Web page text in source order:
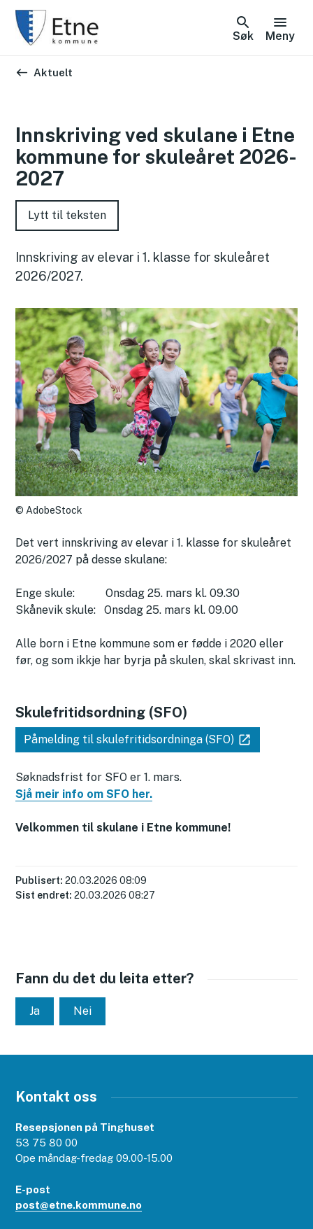
Søk Meny
Du er her:
Aktuelt
Innskriving ved skulane i Etne
kommune for skuleåret 2026-
2027
Lytt til teksten
Innskriving av elevar i 1. klasse for skuleåret
2026/2027.
AdobeStock
Det vert innskriving av elevar i 1. klasse for skuleåret
2026/2027 på desse skulane:
Enge skule: Onsdag 25. mars kl. 09.30
Skånevik skule: Onsdag 25. mars kl. 09.00
Alle born i Etne kommune som er fødde i 2020 eller
før, og som ikkje har byrja på skulen, skal skrivast inn.
Skulefritidsordning (SFO)
Påmelding til skulefritidsordninga (SFO)
Søknadsfrist for SFO er 1. mars.
Sjå meir info om SFO her.
Velkommen til skulane i Etne kommune!
Publisert 20.03.2026 08:09
Sist endret 20.03.2026 08:27
Fann du det du leita etter?
Ja Nei
Kontakt oss
Resepsjonen på Tinghuset
53 75 80 00
Ope måndag-fredag 09.00-15.00
E-post
post@etne.kommune.no